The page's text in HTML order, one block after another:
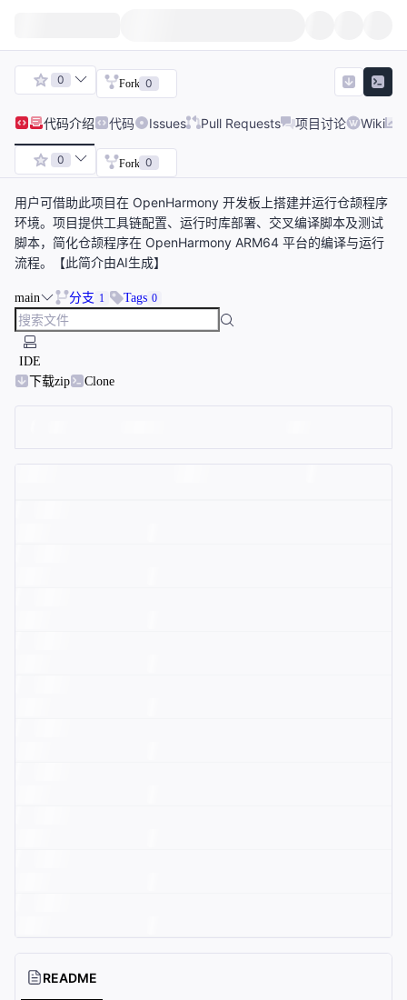
0 Fork 0
代码介绍 代码 Issues Pull Requests 项目讨论 Wiki
0 Fork 0
用户可借助此项目在 OpenHarmony 开发板上搭建并运行仓颉程序
环境。项目提供工具链配置、运行时库部署、交叉编译脚本及测试
脚本，简化仓颉程序在 OpenHarmony ARM64 平台的编译与运行
流程。【此简介由AI生成】
main 分支 1 Tags 0
IDE
下载zip
Clone
README